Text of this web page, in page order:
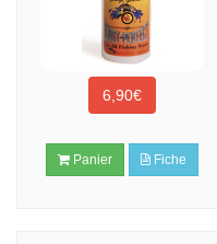
6,90€
Panier Fiche